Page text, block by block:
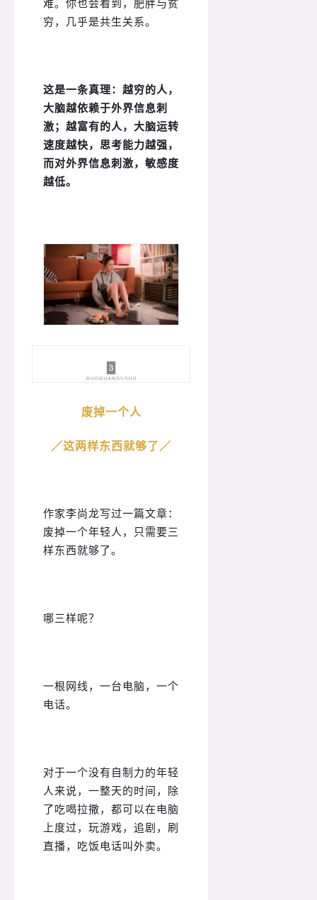
穷，几乎是共生关系。
这是一条真理：越穷的人，
大脑越依赖于外界信息刺
激；越富有的人，大脑运转
速度越快，思考能力越强，
而对外界信息刺激，敏感度
越低。
废掉一个人
／这两样东西就够了 ／
作家李尚龙写过一篇文章：
废掉一个年轻人，只需要三
样东西就够了。
哪三样呢？
一根网线，一台电脑，一个
电话。
对于一个没有自制力的年轻
人来说，一整天的时间，除
了吃喝拉撒，都可以在电脑
上度过，玩游戏，追剧，刷
直播，吃饭电话叫外卖。